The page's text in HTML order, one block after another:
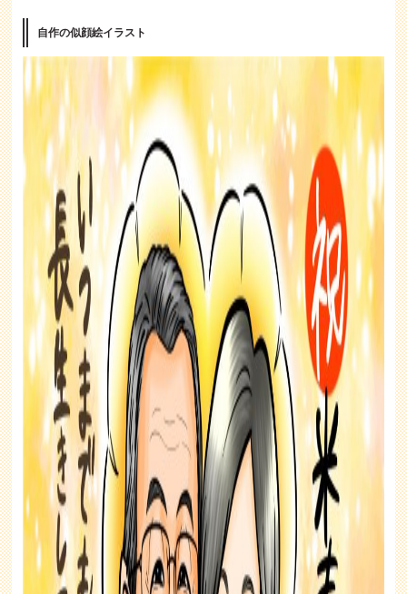
自作の似顔絵イラスト